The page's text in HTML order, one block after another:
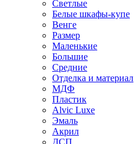
Светлые
Белые шкафы-купе
Венге
Размер
Маленькие
Большие
Средние
Отделка и материал
МДФ
Пластик
Alvic Luxe
Эмаль
Акрил
ДСП